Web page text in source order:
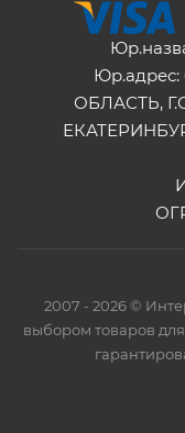
ОБЛАСТЬ,
2007 - 2026 ©
выбором товаров